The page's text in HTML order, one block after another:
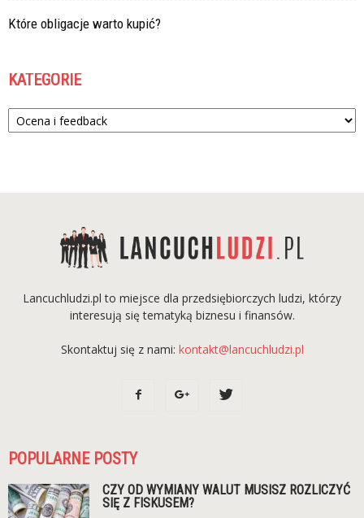
Które obligacje warto kupić?
KATEGORIE
Kategorie
Lancuchludzi.pl to miejsce dla przedsiębiorczych ludzi, którzy
interesują się tematyką biznesu i finansów.
Skontaktuj się z nami: kontakt@lancuchludzi.pl
POPULARNE POSTY
CZY OD WYMIANY WALUT MUSISZ ROZLICZYĆ
SIĘ Z FISKUSEM?